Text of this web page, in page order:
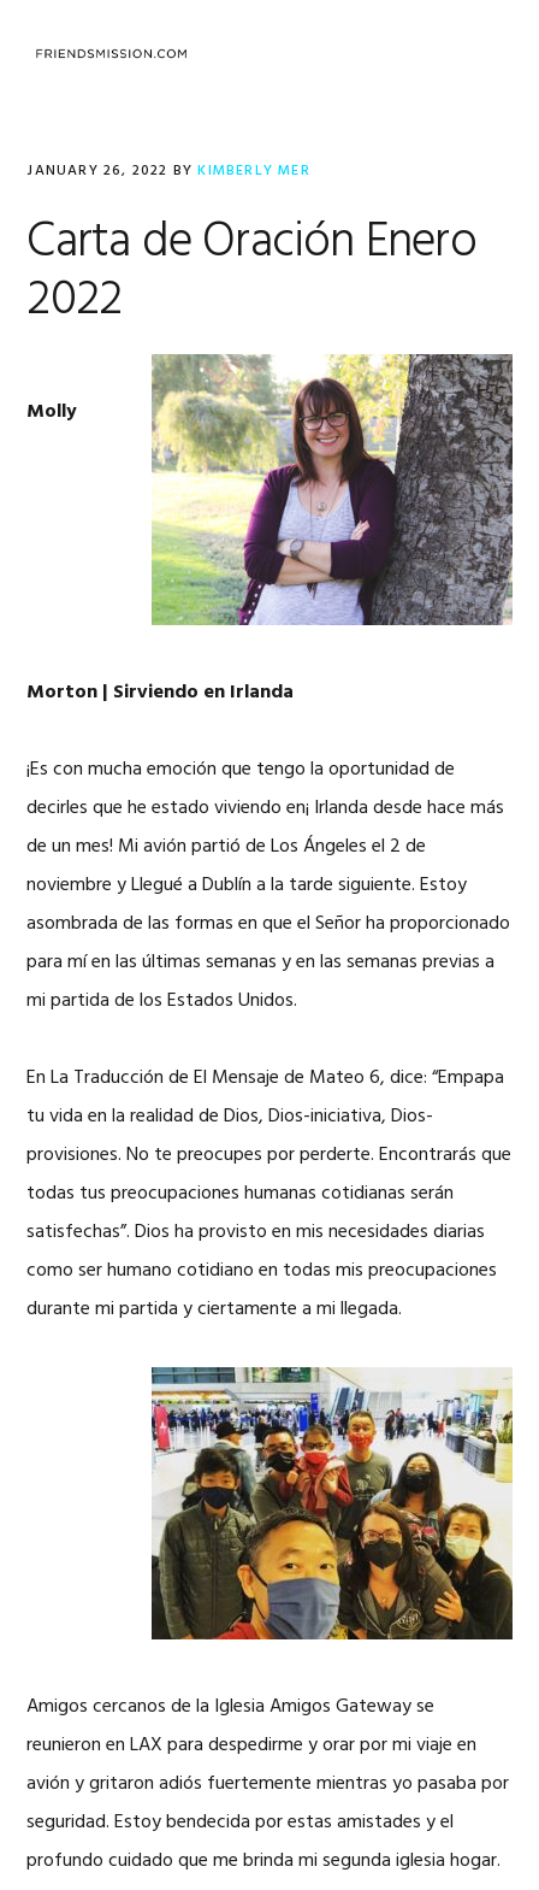
JANUARY 26, 2022 BYKIMBERLY MER
Carta de Oración Enero
2022
Molly
Morton | Sirviendo en Irlanda
¡Es con mucha emoción que tengo la oportunidad de
decirles que he estado viviendo en¡ Irlanda desde hace más
de un mes! Mi avión partió de Los Ángeles el 2 de
noviembre y Llegué a Dublín a la tarde siguiente. Estoy
asombrada de las formas en que el Señor ha proporcionado
para mí en las últimas semanas y en las semanas previas a
mi partida de los Estados Unidos.
En La Traducción de El Mensaje de Mateo 6, dice: “Empapa
tu vida en la realidad de Dios, Dios-iniciativa, Dios-
provisiones. No te preocupes por perderte. Encontrarás que
todas tus preocupaciones humanas cotidianas serán
satisfechas”. Dios ha provisto en mis necesidades diarias
como ser humano cotidiano en todas mis preocupaciones
durante mi partida y ciertamente a mi llegada.
Amigos cercanos de la Iglesia Amigos Gateway se
reunieron en LAX para despedirme y orar por mi viaje en
avión y gritaron adiós fuertemente mientras yo pasaba por
seguridad. Estoy bendecida por estas amistades y el
profundo cuidado que me brinda mi segunda iglesia hogar.